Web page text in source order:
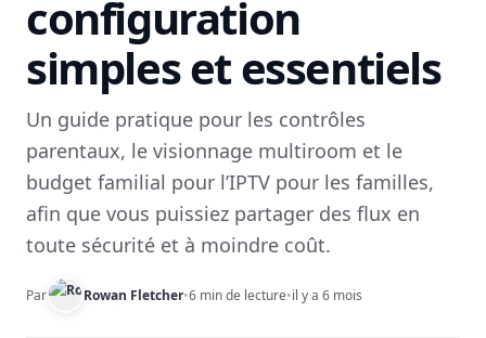
configuration
simples et essentiels
Un guide pratique pour les contrôles
parentaux, le visionnage multiroom et le
budget familial pour l’IPTV pour les familles,
afin que vous puissiez partager des flux en
toute sécurité et à moindre coût.
Par Rowan Fletcher•6 min de lecture•il y a 6 mois